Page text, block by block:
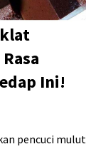
Ini!
pencuci mulut